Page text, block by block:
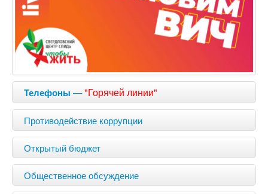
Телефоны —"Горячей линии"
Противодействие коррупции
Открытый бюджет
Общественное обсуждение